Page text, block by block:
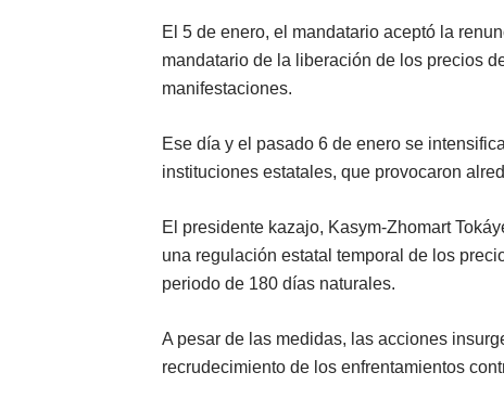
El 5 de enero, el mandatario aceptó la
mandatario de la liberación de los precios
manifestaciones.
Ese día y el pasado 6 de enero se
instituciones estatales, que provocaron
El presidente kazajo, Kasym-Zhomart
una regulación estatal temporal de los
periodo de 180 días naturales.
A pesar de las medidas, las acciones
recrudecimiento de los enfrentamientos